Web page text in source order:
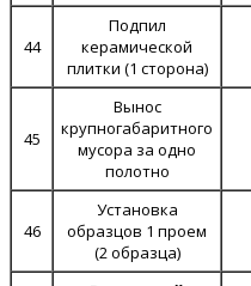
44
Подпил
керамической
плитки (1 сторона)
45
Вынос
крупногабаритного
мусора за одно
полотно
46
Установка
образцов 1 проем
(2 образца)